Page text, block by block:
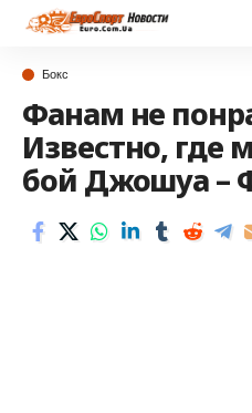
Бокс
Фанам не
Известно, где
бой Джошуа –